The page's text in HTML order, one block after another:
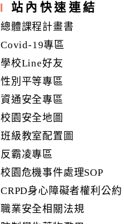
站內快速連結
總體課程計畫書
Covid-19專區
學校Line好友
性別平等專區
資通安全專區
校園安全地圖
班級教室配置圖
反霸凌專區
校園危機事件處理SOP
CRPD身心障礙者權利公約
職業安全相關法規